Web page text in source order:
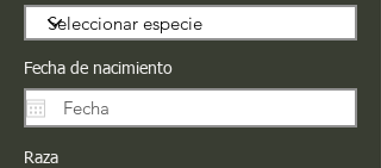
Fecha de nacimiento
Raza